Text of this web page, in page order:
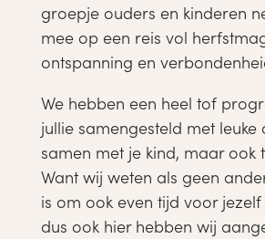
groepje ouders en kinderen
mee op een reis vol
ontspanning en
We hebben een heel tof
jullie samengesteld met leuke
samen met je kind, maar ook
Want wij weten als geen
is om ook even tijd voor
dus ook hier hebben wij